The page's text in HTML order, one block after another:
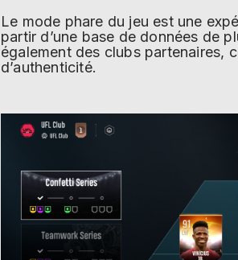
Le mode phare du jeu est une
partir d’une base de données de
également des clubs partenaires,
d’authenticité.